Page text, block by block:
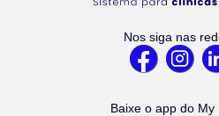
Nos siga nas
Baixe o app do My